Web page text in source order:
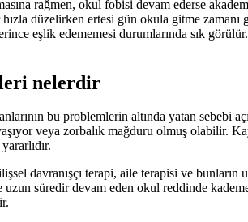
rağmen, okul fobisi devam ederse
düzelirken ertesi gün okula gitme
eşlik edememesi durumlarında sık
nelerdir
bu problemlerin altında yatan sebebi
veya zorbalık mağduru olmuş olabilir.
davranışçı terapi, aile terapisi ve
süredir devam eden okul reddinde